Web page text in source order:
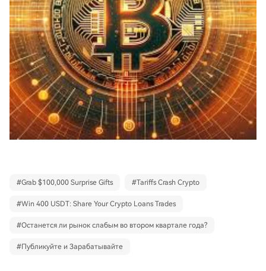
#Grab $100,000 Surprise Gifts #Tariffs Crash Crypto
#Win 400 USDT: Share Your Crypto Loans Trades
#Останется ли рынок слабым во втором квартале года?
#Публикуйте и Зарабатывайте